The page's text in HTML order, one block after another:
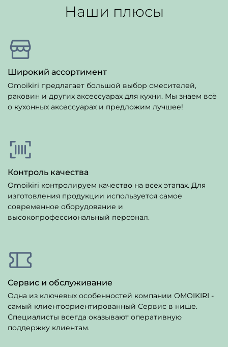
Наши плюсы
Широкий ассортимент
Omoikiri предлагает большой выбор смесителей,
раковин и других аксессуарах для кухни. Мы знаем всё
о кухонных аксессуарах и предложим лучшее!
Контроль качества
Omoikiri контролируем качество на всех этапах. Для
изготовления продукции используется самое
современное оборудование и
высокопрофессиональный персонал.
Сервис и обслуживание
Одна из ключевых особенностей компании OMOIKIRI -
самый клиентоориентированный Сервис в нише.
Специалисты всегда оказывают оперативную
поддержку клиентам.